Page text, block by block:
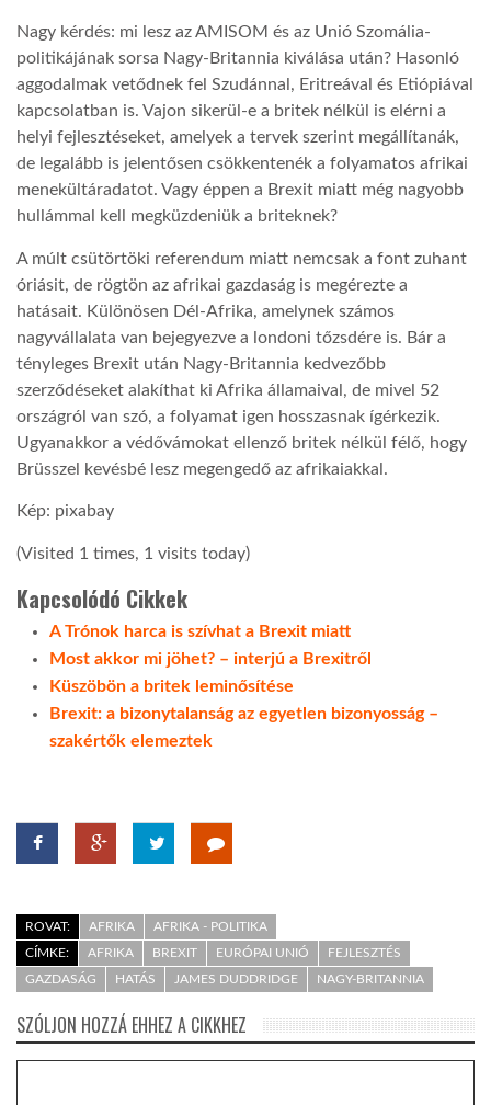
Nagy kérdés: mi lesz az AMISOM és az Unió Szomália-
politikájának sorsa Nagy-Britannia kiválása után? Hasonló
aggodalmak vetődnek fel Szudánnal, Eritreával és Etiópiával
kapcsolatban is. Vajon sikerül-e a britek nélkül is elérni a
helyi fejlesztéseket, amelyek a tervek szerint megállítanák,
de legalább is jelentősen csökkentenék a folyamatos afrikai
menekültáradatot. Vagy éppen a Brexit miatt még nagyobb
hullámmal kell megküzdeniük a briteknek?
A múlt csütörtöki referendum miatt nemcsak a font zuhant
óriásit, de rögtön az afrikai gazdaság is megérezte a
hatásait. Különösen Dél-Afrika, amelynek számos
nagyvállalata van bejegyezve a londoni tőzsdére is. Bár a
tényleges Brexit után Nagy-Britannia kedvezőbb
szerződéseket alakíthat ki Afrika államaival, de mivel 52
országról van szó, a folyamat igen hosszasnak ígérkezik.
Ugyanakkor a védővámokat ellenző britek nélkül félő, hogy
Brüsszel kevésbé lesz megengedő az afrikaiakkal.
Kép: pixabay
(Visited 1 times, 1 visits today)
Kapcsolódó Cikkek
A Trónok harca is szívhat a Brexit miatt
Most akkor mi jöhet? – interjú a Brexitről
Küszöbön a britek leminősítése
Brexit: a bizonytalanság az egyetlen bizonyosság –
szakértők elemeztek
ROVAT: AFRIKA
AFRIKA - POLITIKA
CÍMKE:
AFRIKA BREXIT EURÓPAI UNIÓ
FEJLESZTÉS
GAZDASÁG
HATÁS JAMES DUDDRIDGE NAGY-BRITANNIA
SZÓLJON HOZZÁ EHHEZ A CIKKHEZ